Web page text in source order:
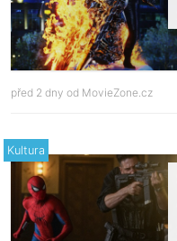
před 2 dny od MovieZone.cz
Kultura